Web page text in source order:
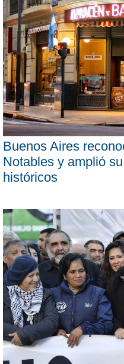
Buenos Aires
Notables y amplió
históricos